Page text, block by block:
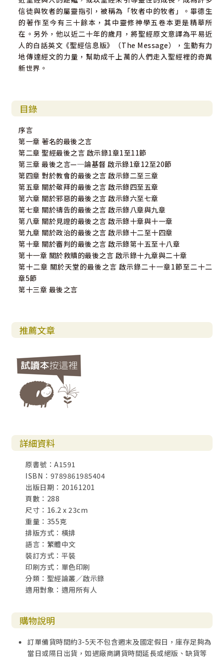
信徒與牧者的屬靈指引，被稱為「牧者中的牧者」。畢德生
的著作至今有三十餘本，其中靈修神學五卷本更是精華所
在。另外，他以近二十年的歲月，將聖經原文意譯為平易近
人的白話英文《聖經信息版》（The Message），生動有力
地傳達經文的力量，幫助成千上萬的人們走入聖經裡的奇異
新世界。
目錄
序言
第一章 著名的最後之言
第二章 聖經最後之言 啟示錄1章1至11節
第三章 最後之言—─論基督 啟示錄1章12至20節
第四章 對於教會的最後之言 啟示錄二至三章
第五章 關於敬拜的最後之言 啟示錄四至五章
第六章 關於邪惡的最後之言 啟示錄六至七章
第七章 關於禱告的最後之言 啟示錄八章與九章
第八章 關於見證的最後之言 啟示錄十章與十一章
第九章 關於政治的最後之言 啟示錄十二至十四章
第十章 關於審判的最後之言 啟示錄第十五至十八章
第十一章 關於救贖的最後之言 啟示錄十九章與二十章
第十二章 關於天堂的最後之言 啟示錄二十一章1節至二十二
章5節
第十三章 最後之言
推薦文章
詳細資料
原書號：A1591
ISBN：9789861985404
出版日期：20161201
頁數：288
尺寸：16.2 x 23cm
重量：355克
排版方式：橫排
語言：繁體中文
裝訂方式：平裝
印刷方式：單色印刷
分類：聖經論叢／啟示錄
適用對象：適用所有人
購物說明
訂單備貨時間約3-5天不包含週末及國定假日，庫存足夠為
當日或隔日出貨，如遇廠商調貨時間延長或絕版、缺貨等